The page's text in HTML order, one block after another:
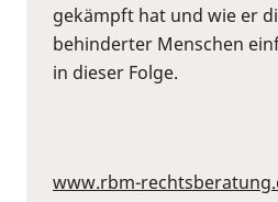
gekämpft hat und wie er
behinderter Menschen
in dieser Folge.
www.rbm-